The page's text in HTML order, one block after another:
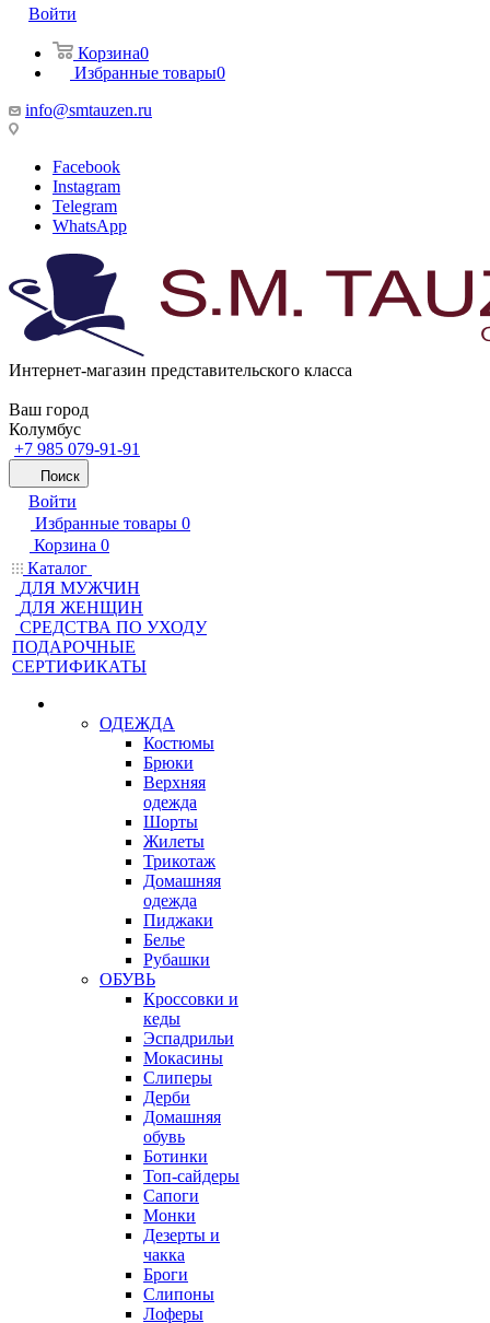
Войти
Корзина0
Избранные товары0
info@smtauzen.ru
Facebook
Instagram
Telegram
WhatsApp
Интернет-магазин представительского класса
Ваш город
Колумбус
+7 985 079-91-91
Поиск
Войти
Избранные товары 0
Корзина 0
Каталог
ДЛЯ МУЖЧИН
ДЛЯ ЖЕНЩИН
CРЕДСТВА ПО УХОДУ
ПОДАРОЧНЫЕ
СЕРТИФИКАТЫ
ОДЕЖДА
Костюмы
Брюки
Верхняя
одежда
Шорты
Жилеты
Трикотаж
Домашняя
одежда
Пиджаки
Белье
Рубашки
ОБУВЬ
Кроссовки и
кеды
Эспадрильи
Мокасины
Слиперы
Дерби
Домашняя
обувь
Ботинки
Топ-сайдеры
Сапоги
Монки
Дезерты и
чакка
Броги
Слипоны
Лоферы